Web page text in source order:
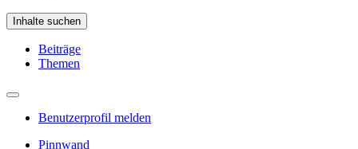
Inhalte suchen
Beiträge
Themen
Benutzerprofil melden
Pinnwand